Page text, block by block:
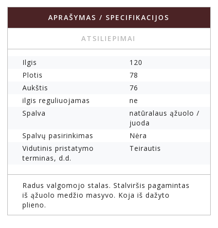
APRAŠYMAS / SPECIFIKACIJOS
ATSILIEPIMAI
Ilgis
120
Plotis
78
Aukštis
76
ilgis reguliuojamas
ne
Spalva
natūralaus ąžuolo /
juoda
Spalvų pasirinkimas
Nėra
Vidutinis pristatymo
terminas, d.d.
Teirautis
Radus valgomojo stalas. Stalviršis pagamintas
iš ąžuolo medžio masyvo. Koja iš dažyto
plieno.